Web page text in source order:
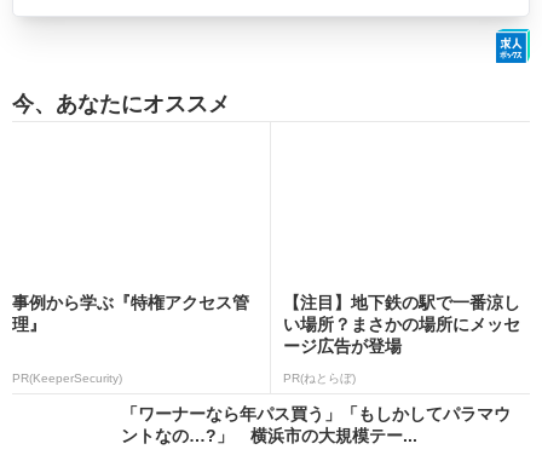
今、あなたにオススメ
事例から学ぶ『特権アクセス管
理』
PR(KeeperSecurity)
【注目】地下鉄の駅で一番涼し
い場所？まさかの場所にメッセ
ージ広告が登場
PR(ねとらぼ)
「ワーナーなら年パス買う」「もしかしてパラマウ
ントなの…?」 横浜市の大規模テー...